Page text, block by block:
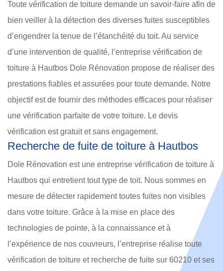
Toute vérification de toiture demande un savoir-faire afin de
bien veiller à la détection des diverses fuites susceptibles
d’engendrer la tenue de l’étanchéité du toit. Au service
d’une intervention de qualité, l’entreprise vérification de
toiture à Hautbos Dole Rénovation propose de réaliser des
prestations fiables et assurées pour toute demande. Notre
objectif est de fournir des méthodes efficaces pour réaliser
une vérification parfaite de votre toiture. Le devis
vérification est gratuit et sans engagement.
Recherche de fuite de toiture à Hautbos
Dole Rénovation est une entreprise vérification de toiture à
Hautbos qui entretient tout type de toit. Nous sommes en
mesure de détecter rapidement toutes fuites non visibles
dans votre toiture. Grâce à la mise en place des
technologies de pointe, à la connaissance et à
l’expérience de nos couvreurs, l’entreprise réalise toute
vérification de toiture et recherche de fuite sur 60210 et ses